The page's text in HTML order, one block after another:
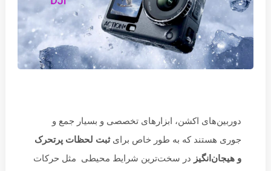
دوربین‌های اکشن، ابزارهای تخصصی و بسیار جمع و
جوری هستند که به طور خاص برایثبت لحظات پرتحرک
و هیجان‌انگیز در سخت‌ترین شرایط محیطی مثل حرکات